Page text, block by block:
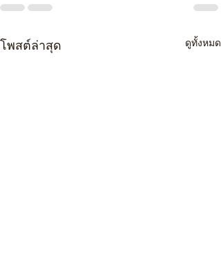
โพสต์ล่าสุด ดูทั้งหมด